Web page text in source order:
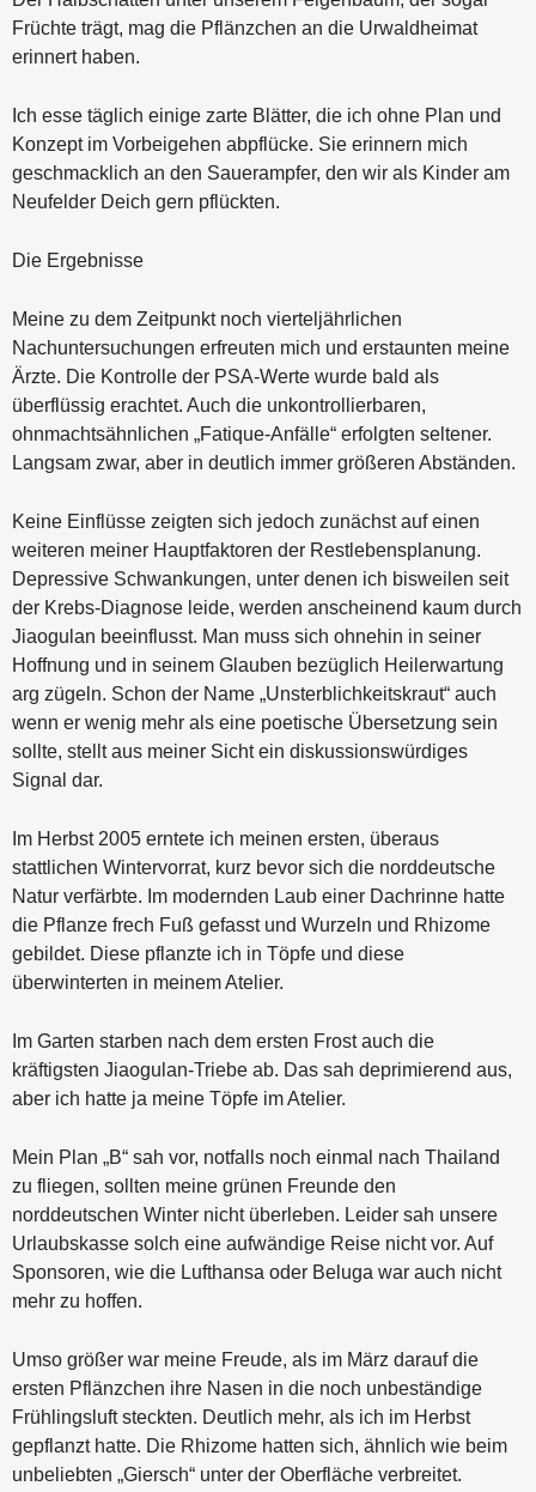
Früchte trägt, mag die Pflänzchen an die Urwaldheimat
erinnert haben.
Ich esse täglich einige zarte Blätter, die ich ohne Plan und
Konzept im Vorbeigehen abpflücke. Sie erinnern mich
geschmacklich an den Sauerampfer, den wir als Kinder am
Neufelder Deich gern pflückten.
Die Ergebnisse
Meine zu dem Zeitpunkt noch vierteljährlichen
Nachuntersuchungen erfreuten mich und erstaunten meine
Ärzte. Die Kontrolle der PSA-Werte wurde bald als
überflüssig erachtet. Auch die unkontrollierbaren,
ohnmachtsähnlichen „Fatique-Anfälle“ erfolgten seltener.
Langsam zwar, aber in deutlich immer größeren Abständen.
Keine Einflüsse zeigten sich jedoch zunächst auf einen
weiteren meiner Hauptfaktoren der Restlebensplanung.
Depressive Schwankungen, unter denen ich bisweilen seit
der Krebs-Diagnose leide, werden anscheinend kaum durch
Jiaogulan beeinflusst. Man muss sich ohnehin in seiner
Hoffnung und in seinem Glauben bezüglich Heilerwartung
arg zügeln. Schon der Name „Unsterblichkeitskraut“ auch
wenn er wenig mehr als eine poetische Übersetzung sein
sollte, stellt aus meiner Sicht ein diskussionswürdiges
Signal dar.
Im Herbst 2005 erntete ich meinen ersten, überaus
stattlichen Wintervorrat, kurz bevor sich die norddeutsche
Natur verfärbte. Im modernden Laub einer Dachrinne hatte
die Pflanze frech Fuß gefasst und Wurzeln und Rhizome
gebildet. Diese pflanzte ich in Töpfe und diese
überwinterten in meinem Atelier.
Im Garten starben nach dem ersten Frost auch die
kräftigsten Jiaogulan-Triebe ab. Das sah deprimierend aus,
aber ich hatte ja meine Töpfe im Atelier.
Mein Plan „B“ sah vor, notfalls noch einmal nach Thailand
zu fliegen, sollten meine grünen Freunde den
norddeutschen Winter nicht überleben. Leider sah unsere
Urlaubskasse solch eine aufwändige Reise nicht vor. Auf
Sponsoren, wie die Lufthansa oder Beluga war auch nicht
mehr zu hoffen.
Umso größer war meine Freude, als im März darauf die
ersten Pflänzchen ihre Nasen in die noch unbeständige
Frühlingsluft steckten. Deutlich mehr, als ich im Herbst
gepflanzt hatte. Die Rhizome hatten sich, ähnlich wie beim
unbeliebten „Giersch“ unter der Oberfläche verbreitet.